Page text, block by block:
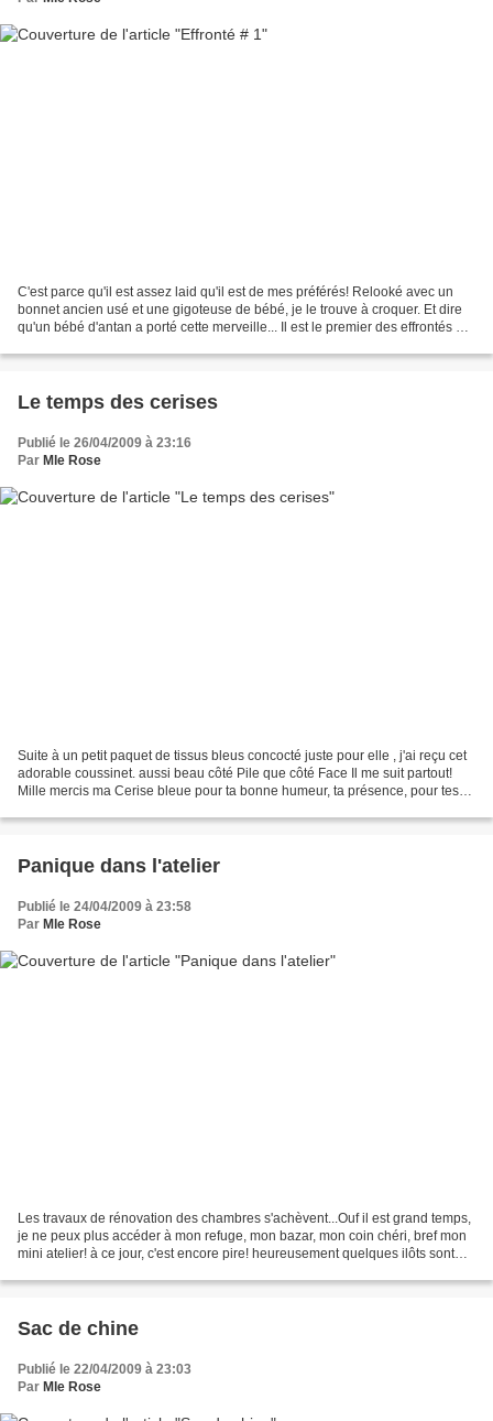
C'est parce qu'il est assez laid qu'il est de mes préférés! Relooké avec un
bonnet ancien usé et une gigoteuse de bébé, je le trouve à croquer. Et dire
qu'un bébé d'antan a porté cette merveille... Il est le premier des effrontés à
Le temps des cerises
Publié le 26/04/2009 à 23:16
Par Mle Rose
Suite à un petit paquet de tissus bleus concocté juste pour elle , j'ai reçu cet
adorable coussinet. aussi beau côté Pile que côté Face Il me suit partout!
Mille mercis ma Cerise bleue pour ta bonne humeur, ta présence, pour tes
Panique dans l'atelier
Publié le 24/04/2009 à 23:58
Par Mle Rose
Les travaux de rénovation des chambres s'achèvent...Ouf il est grand temps,
je ne peux plus accéder à mon refuge, mon bazar, mon coin chéri, bref mon
mini atelier! à ce jour, c'est encore pire! heureusement quelques ilôts sont
Sac de chine
Publié le 22/04/2009 à 23:03
Par Mle Rose